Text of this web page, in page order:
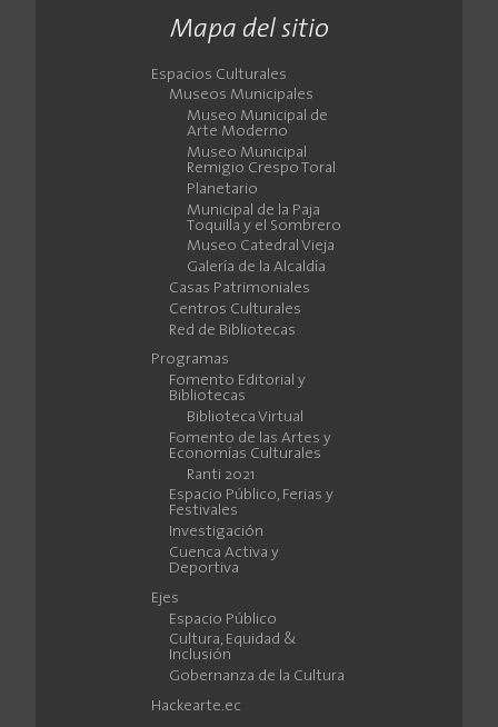
Mapa del sitio
Espacios Culturales
Museos Municipales
Museo Municipal de
Arte Moderno
Museo Municipal
Remigio Crespo Toral
Planetario
Municipal de la Paja
Toquilla y el Sombrero
Museo Catedral Vieja
Galería de la Alcaldía
Casas Patrimoniales
Centros Culturales
Red de Bibliotecas
Programas
Fomento Editorial y
Bibliotecas
Biblioteca Virtual
Fomento de las Artes y
Economías Culturales
Ranti 2021
Espacio Público, Ferias y
Festivales
Investigación
Cuenca Activa y
Deportiva
Ejes
Espacio Público
Cultura, Equidad &
Inclusión
Gobernanza de la Cultura
Hackearte.ec